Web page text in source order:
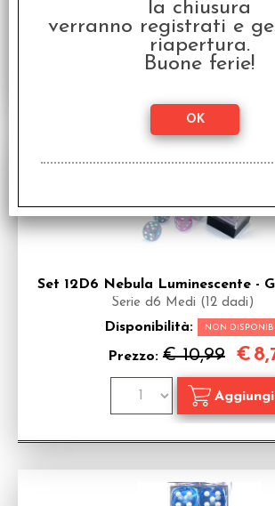
€ 10,99 €
Set 12D6 Nebula Luminescente -
Serie d6 Medi (12 dadi)
Disponibilità: NON
Prezzo: € 10,99 €
la chiusura
verranno registrati e
riapertura.
Buone ferie!